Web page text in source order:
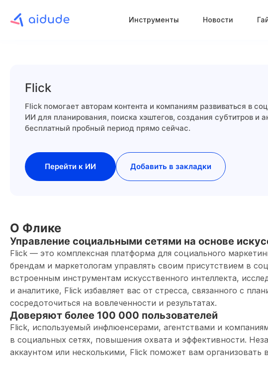
Инструменты Новости
Flick
Flick помогает авторам контента и компаниям развиваться в
ИИ для планирования, поиска хэштегов, создания субтитров и
бесплатный пробный период прямо сейчас.
Перейти к ИИ Добавить в закладки
О Флике
Управление социальными сетями на основе
Flick — это комплексная платформа для социального
брендам и маркетологам управлять своим присутствием в
встроенным инструментам искусственного интеллекта,
и аналитике, Flick избавляет вас от стресса, связанного с
сосредоточиться на вовлеченности и результатах.
Доверяют более 100 000 пользователей
Flick, используемый инфлюенсерами, агентствами и
в социальных сетях, повышения охвата и эффективности.
аккаунтом или несколькими, Flick поможет вам организовать